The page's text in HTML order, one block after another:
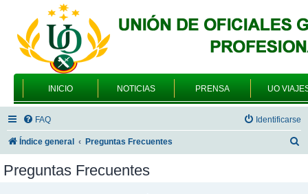
INICIO NOTICIAS PRENSA UO
FAQ Identificarse
Índice general Preguntas Frecuentes
Preguntas Frecuentes